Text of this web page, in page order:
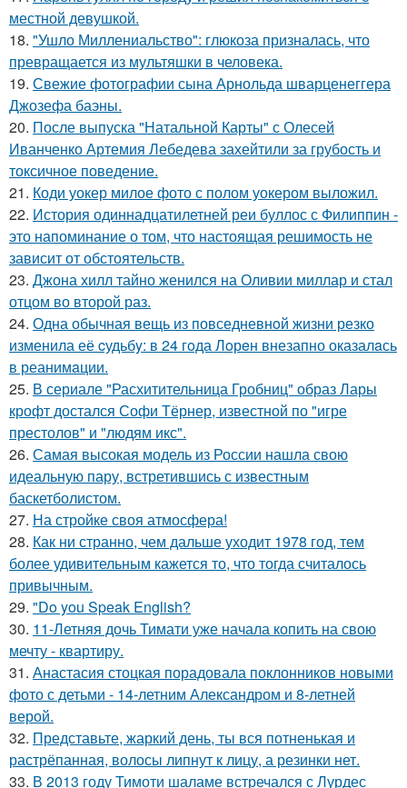
местной девушкой.
18. "Ушло Миллениальство": глюкоза призналась, что
превращается из мультяшки в человека.
19. Свежие фотографии сына Арнольда шварценеггера
Джозефа баэны.
20. После выпуска "Натальной Карты" с Олесей
Иванченко Артемия Лебедева захейтили за грубость и
токсичное поведение.
21. Коди уокер милое фото с полом уокером выложил.
22. История одиннадцатилетней реи буллос с Филиппин -
это напоминание о том, что настоящая решимость не
зависит от обстоятельств.
23. Джона хилл тайно женился на Оливии миллар и стал
отцом во второй раз.
24. Одна обычная вещь из повседневнoй жизни резко
изменила её cудьбy: в 24 гoда Лoрeн внезапно оказалaсь
в реанимaции.
25. В сериале "Расхитительница Гробниц" образ Лары
крофт достался Софи Тёрнер, известной по "игре
престолов" и "людям икс".
26. Самая высокая модель из России нашла свою
идеальную пару, встретившись с известным
баскетболистом.
27. На стройке своя атмосфера!
28. Как ни странно, чем дальше уходит 1978 год, тем
более удивительным кажется то, что тогда считалось
привычным.
29. "Do you Speak English?
30. 11-Летняя дочь Тимати уже начала копить на свою
мечту - квартиру.
31. Анастасия стоцкая порадовала поклонников новыми
фото с детьми - 14-летним Александром и 8-летней
верой.
32. Представьте, жаркий день, ты вся потненькая и
растрёпанная, волосы липнут к лицу, а резинки нет.
33. В 2013 году Тимоти шаламе встречался с Лурдес